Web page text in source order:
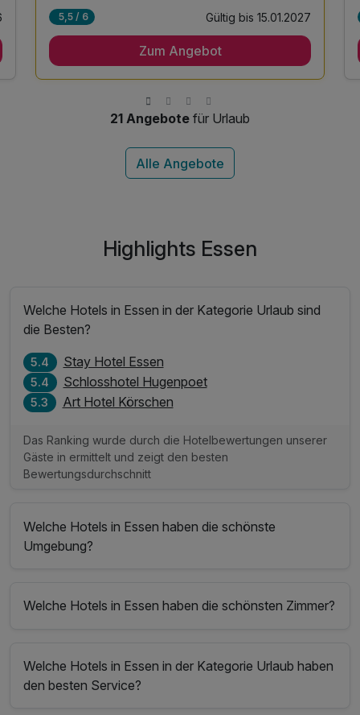
2 x reichhaltiges Frühstück vom Buffet
inkl. Late Check-Out (je nach Verfügbarkeit)
5,5 / 6 Gültig bis 15.01.2027
Zum Angebot
21 Angebote für Urlaub
Highlights Essen
Welche Hotels in Essen in der Kategorie Urlaub sind
die Besten?
5.4 Stay Hotel Essen
5.4 Schlosshotel Hugenpoet
5.3 Art Hotel Körschen
Das Ranking wurde durch die Hotelbewertungen unserer
Gäste in ermittelt und zeigt den besten
Bewertungsdurchschnitt
Welche Hotels in Essen haben die schönste
Umgebung?
Welche Hotels in Essen haben die schönsten Zimmer?
Welche Hotels in Essen in der Kategorie Urlaub haben
den besten Service?